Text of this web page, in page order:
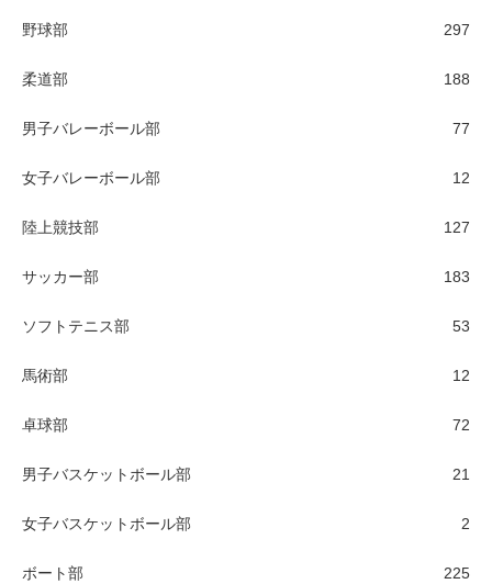
野球部 297
柔道部 188
男子バレーボール部 77
女子バレーボール部 12
陸上競技部 127
サッカー部 183
ソフトテニス部 53
馬術部 12
卓球部 72
男子バスケットボール部 21
女子バスケットボール部 2
ボート部 225